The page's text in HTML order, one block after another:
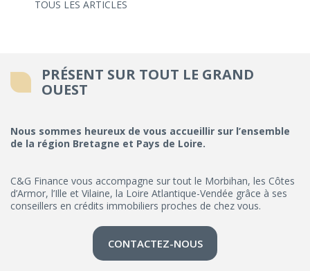
TOUS LES ARTICLES
PRÉSENT SUR TOUT LE GRAND
OUEST
Nous sommes heureux de vous accueillir sur l’ensemble
de la région Bretagne et Pays de Loire.
C&G Finance vous accompagne sur tout le Morbihan, les Côtes
d’Armor, l’Ille et Vilaine, la Loire Atlantique-Vendée grâce à ses
conseillers en crédits immobiliers proches de chez vous.
CONTACTEZ-NOUS